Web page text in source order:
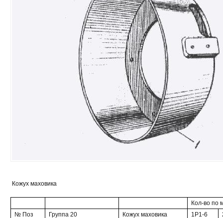
Кожух маховика
Кол-во по
№ Поз
Группа 20 Кожух маховика 1Р1-6